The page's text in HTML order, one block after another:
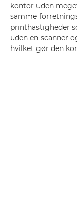
kontor uden
samme
printhastigheder
uden en scanner
hvilket gør den